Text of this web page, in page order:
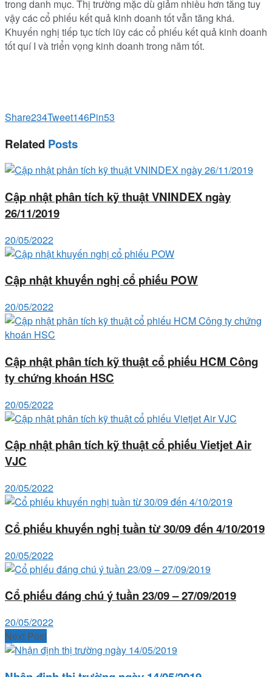
trong danh mục. Thị trường mặc dù giảm nhiều hơn tăng tuy
vậy các cổ phiếu kết quả kinh doanh tốt vẫn tăng khá.
Khuyến nghị tiếp tục tích lũy các cổ phiếu kết quả kinh doanh
tốt quí I và triển vọng kinh doanh trong năm tốt.
Share234Tweet146Pin53
Related Posts
Cập nhật phân tích kỹ thuật VNINDEX ngày
26/11/2019
20/05/2022
Cập nhật khuyến nghị cổ phiếu POW
20/05/2022
Cập nhật phân tích kỹ thuật cổ phiếu HCM Công
ty chứng khoán HSC
20/05/2022
Cập nhật phân tích kỹ thuật cổ phiếu Vietjet Air
VJC
20/05/2022
Cổ phiếu khuyến nghị tuần từ 30/09 đến 4/10/2019
20/05/2022
Cổ phiếu đáng chú ý tuần 23/09 – 27/09/2019
20/05/2022
Next Post